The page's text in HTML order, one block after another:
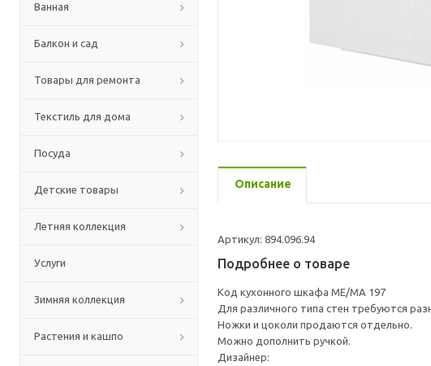
Ванная
Балкон и сад
Товары для ремонта
Текстиль для дома
Посуда
Детские товары
Летняя коллекция
Услуги
Зимняя коллекция
Растения и кашпо
Описание
Артикул: 894.096.94
Подробнее о товаре
Код кухонного шкафа ME/MA 197
Для различного типа стен требуются
Ножки и цоколи продаются отдельно.
Можно дополнить ручкой.
Дизайнер: